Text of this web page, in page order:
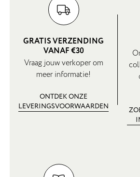
GRATIS VERZENDING
VANAF €30
Vraag jouw verkoper om
meer informatie!
ONTDEK ONZE
LEVERINGSVOORWAARDEN